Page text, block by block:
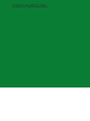
© 2025 by AjansRU For Tatfes